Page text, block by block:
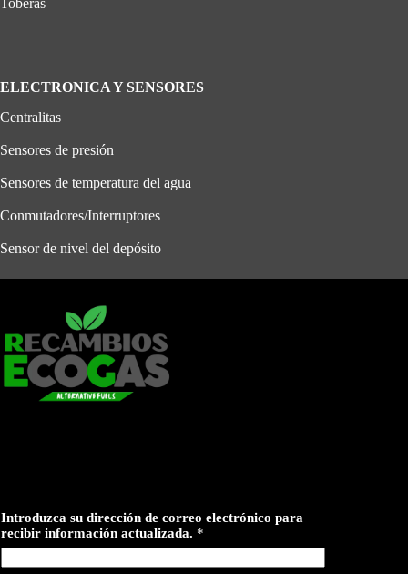
Toberas
ELECTRONICA Y SENSORES
Centralitas
Sensores de presión
Sensores de temperatura del agua
Conmutadores/Interruptores
Sensor de nivel del depósito
Introduzca su dirección de correo electrónico para
recibir información actualizada. *